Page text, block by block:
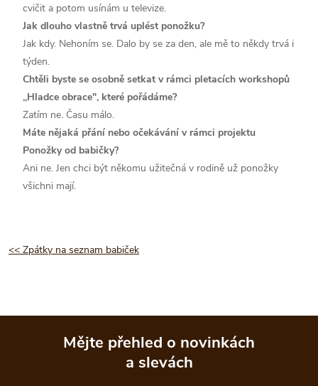
cvičit a potom usínám u televize.
Jak dlouho vlastně trvá uplést ponožku?
Jak kdy. Nehoním se. Dalo by se za den, ale mě to někdy trvá i
týden.
Chtěli byste se osobně setkat v rámci pletacích workshopů
,,Hladce obrace", které pořádáme?
Zatím ne. Času málo.
Máte nějaká přání nebo očekávání v rámci projektu
Ponožky od babičky?
Ani ne. Jen chci být někomu užitečná v rodině už ponožky
všichni mají.
<< Zpátky na seznam babiček
Mějte přehled o novinkách
a slevách